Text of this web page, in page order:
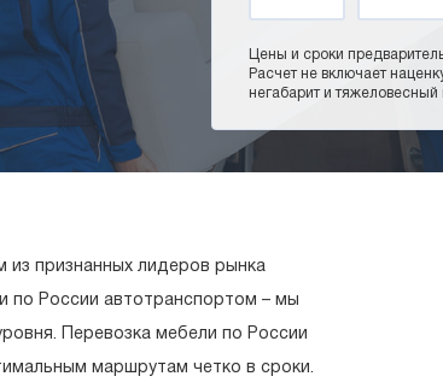
Цены и сроки
Расчет не включает
негабарит и тяжеловесный
из признанных лидеров рынка
по России автотранспортом – мы
Перевозка мебели по России
маршрутам четко в сроки.